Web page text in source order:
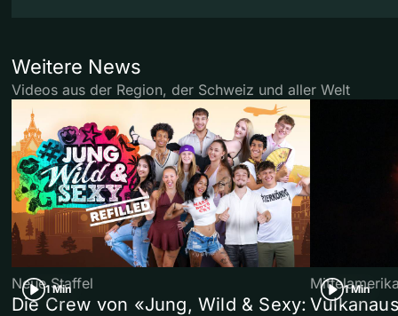
Weitere News
Videos aus der Region, der Schweiz und aller Welt
1 Min
Neue Staffel
Die Crew von «Jung, Wild & Sexy:
1 Min